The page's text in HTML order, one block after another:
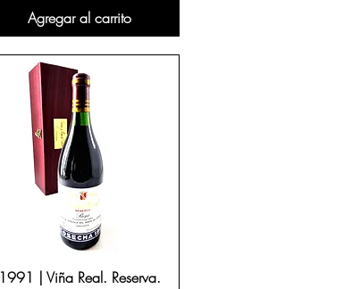
Agregar al carrito
1991 | Viña Real. Reserva.